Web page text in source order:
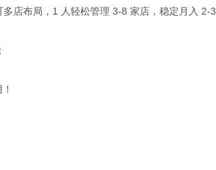
店布局，1 人轻松管理 3-8 家店，稳定月入 2-3